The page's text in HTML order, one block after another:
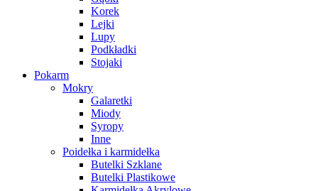
Korek
Lejki
Lupy
Podkładki
Stojaki
Pokarm
Mokry
Galaretki
Miody
Syropy
Inne
Poidełka i karmidełka
Butelki Szklane
Butelki Plastikowe